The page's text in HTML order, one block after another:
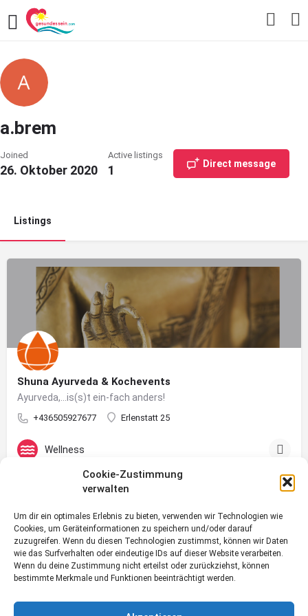
Cookie-Zustimmung
verwalten
Um dir ein optimales Erlebnis zu bieten, verwenden wir Technologien wie
Cookies, um Geräteinformationen zu speichern und/oder darauf
zuzugreifen. Wenn du diesen Technologien zustimmst, können wir Daten
wie das Surfverhalten oder eindeutige IDs auf dieser Website verarbeiten.
Wenn du deine Zustimmung nicht erteilst oder zurückziehst, können
bestimmte Merkmale und Funktionen beeinträchtigt werden.
a.brem
Joined
26. Oktober 2020
Active listings
1 Direct message
Listings
Shuna Ayurveda & Kochevents
Ayurveda,...is(s)t ein-fach anders!
+436505927677 Erlenstatt 25
Wellness